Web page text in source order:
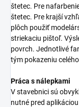
štetec. Pre
štetec. Pre krajší
plôch použiť
striekaciu pištoľ.
povrch. Jednotlivé
tým pokazeniu
Práca s nálepkami
V stavebnici sú
nutné pred